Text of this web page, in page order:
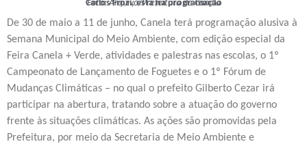
De 30 de maio a 11 de junho, Canela terá programação alusiva à
Semana Municipal do Meio Ambiente, com edição especial da
Feira Canela + Verde, atividades e palestras nas escolas, o 1º
Campeonato de Lançamento de Foguetes e o 1º Fórum de
Mudanças Climáticas – no qual o prefeito Gilberto Cezar irá
participar na abertura, tratando sobre a atuação do governo
frente às situações climáticas. As ações são promovidas pela
Prefeitura, por meio da Secretaria de Meio Ambiente e